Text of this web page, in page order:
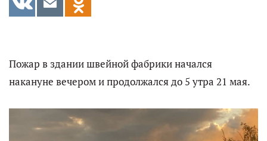
Пожар в здании швейной фабрики начался
накануне вечером и продолжался до 5 утра 21 мая.